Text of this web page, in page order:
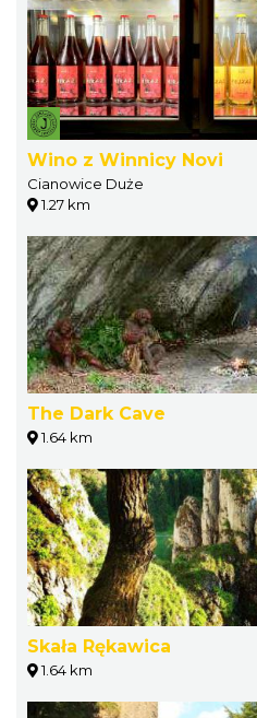
Wino z Winnicy Novi
Cianowice Duże
1.27 km
The Dark Cave
1.64 km
Skała Rękawica
1.64 km